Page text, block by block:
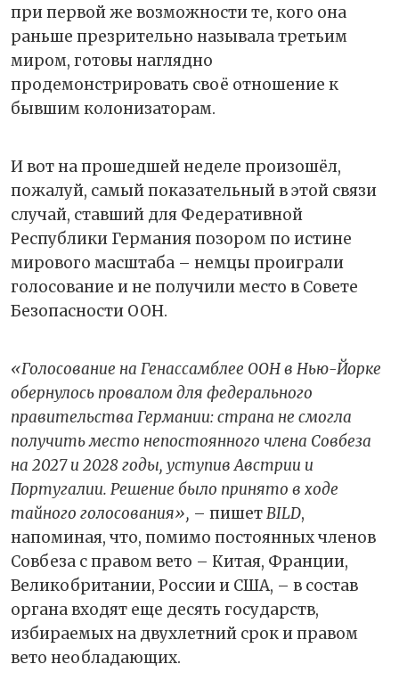
при первой же возможности те, кого она
раньше презрительно называла третьим
миром, готовы наглядно
продемонстрировать своё отношение к
бывшим колонизаторам.
И вот на прошедшей неделе произошёл,
пожалуй, самый показательный в этой связи
случай, ставший для Федеративной
Республики Германия позором по истине
мирового масштаба – немцы проиграли
голосование и не получили место в Совете
Безопасности ООН.
«Голосование на Генассамблее ООН в Нью-Йорке
обернулось провалом для федерального
правительства Германии: страна не смогла
получить место непостоянного члена Совбеза
на 2027 и 2028 годы, уступив Австрии и
Португалии. Решение было принято в ходе
тайного голосования», – пишетBILD,
напоминая, что, помимо постоянных членов
Совбеза с правом вето – Китая, Франции,
Великобритании, России и США, – в состав
органа входят еще десять государств,
избираемых на двухлетний срок и правом
вето необладающих.